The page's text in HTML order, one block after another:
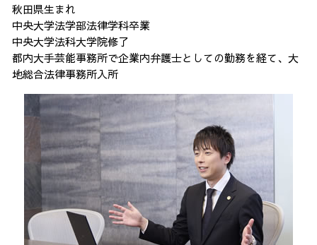
秋田県生まれ
中央大学法学部法律学科卒業
中央大学法科大学院修了
都内大手芸能事務所で企業内弁護士としての勤務を経て、大
地総合法律事務所入所